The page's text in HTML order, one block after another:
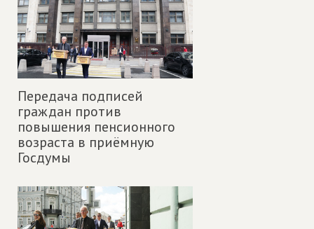
Передача подписей
граждан против
повышения пенсионного
возраста в приёмную
Госдумы